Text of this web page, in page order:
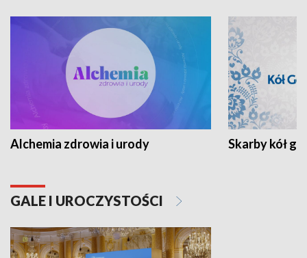
Alchemia zdrowia i urody Skarby kół
GALE I UROCZYSTOŚCI